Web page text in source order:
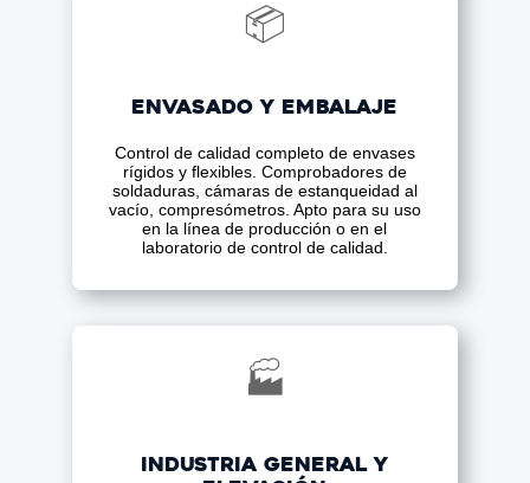
📦
Envasado y embalaje
Control de calidad completo de envases
rígidos y flexibles. Comprobadores de
soldaduras, cámaras de estanqueidad al
vacío, compresómetros. Apto para su uso
en la línea de producción o en el
laboratorio de control de calidad.
🏭
Industria general y